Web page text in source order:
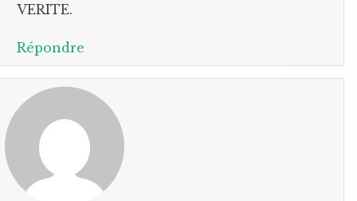
VERITE.
Répondre